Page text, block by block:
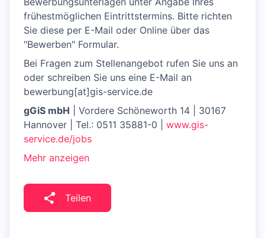
frühestmöglichen Eintrittstermins. Bitte richten
Sie diese per E-Mail oder Online über das
"Bewerben" Formular.
Bei Fragen zum Stellenangebot rufen Sie uns an
oder schreiben Sie uns eine E-Mail an
bewerbung[at]gis-service.de
gGiS mbH | Vordere Schöneworth 14 | 30167
Hannover | Tel.: 0511 35881-0 | www.gis-
service.de/jobs
Mehr anzeigen
Teilen